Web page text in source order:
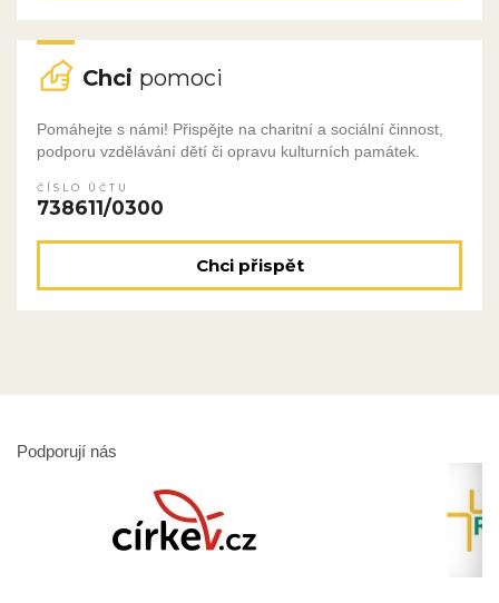
Chci pomoci
Pomáhejte s námi! Přispějte na charitní a sociální činnost,
podporu vzdělávání dětí či opravu kulturních památek.
ČÍSLO ÚČTU
738611/0300
Chci přispět
Podporují nás